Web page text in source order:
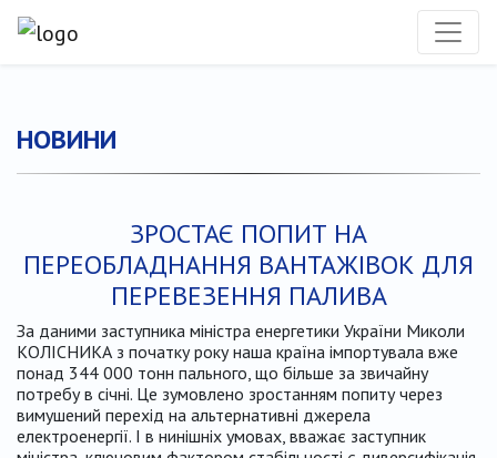
НОВИНИ
ЗРОСТАЄ ПОПИТ НА
ПЕРЕОБЛАДНАННЯ ВАНТАЖІВОК ДЛЯ
ПЕРЕВЕЗЕННЯ ПАЛИВА
За даними заступника міністра енергетики України Миколи
КОЛІСНИКА з початку року наша країна імпортувала вже
понад 344 000 тонн пального, що більше за звичайну
потребу в січні. Це зумовлено зростанням попиту через
вимушений перехід на альтернативні джерела
електроенергії. І в нинішніх умовах, вважає заступник